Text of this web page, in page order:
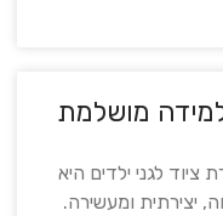
מושלמת
לגני ילדים היא
יצירתית ומעשירה.